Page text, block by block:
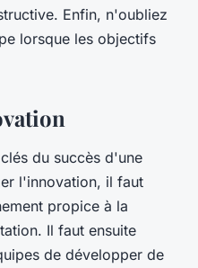
Enfin, n'oubliez
lorsque les objectifs
du succès d'une
l'innovation, il faut
propice à la
Il faut ensuite
de développer de